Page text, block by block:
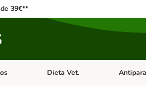
39€**
de categoria: Cães
Abrir menu de categoria: Gatos
Dieta Vet. Abrir